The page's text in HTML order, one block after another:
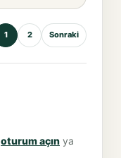
1 2 Sonraki
oturum açın ya